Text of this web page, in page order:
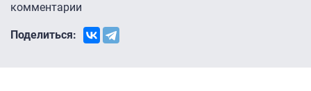
комментарии
Поделиться: